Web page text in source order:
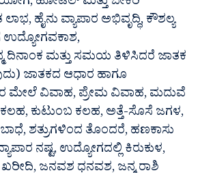
ಲಾಭ, ಹೈನು ವ್ಯಾಪಾರ ಅಭಿವೃದ್ಧಿ, ಕೌಶಲ್ಯ
ದಿನಾಂಕ ಮತ್ತು ಸಮಯ ತಿಳಿಸಿದರೆ ಜಾತಕ
ಜಾತಕದ ಆಧಾರ ಹಾಗೂ
ಮೇಲೆ ವಿವಾಹ, ಪ್ರೇಮ ವಿವಾಹ, ಮದುವೆ
ಕುಟುಂಬ ಕಲಹ, ಅತ್ತೆ-ಸೊಸೆ ಜಗಳ,
ಶತ್ರುಗಳಿಂದ ತೊಂದರೆ, ಹಣಕಾಸು
ನಷ್ಟ, ಉದ್ಯೋಗದಲ್ಲಿ ಕಿರುಕುಳ,
ಖರೀದಿ, ಜನವಶ ಧನವಶ, ಜನ್ಮ ರಾಶಿ